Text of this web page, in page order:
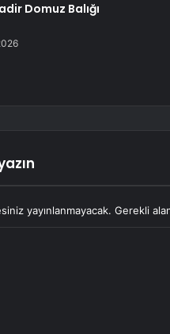
Domuz Balığı
yayınlanmayacak. Gerekli